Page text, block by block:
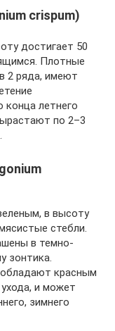
crispum)
достигает 50
Плотные
2 ряда, имеют
летнего
по 2–3
в высоту
стебли.
в темно-
зонтика.
красным
и может
зимнего